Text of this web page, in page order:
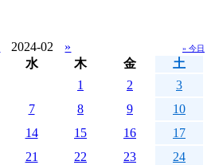
2024-02 » » 今日
水 木 金
土
1
2
3
7 8 9
10
14 15 16
17
21 22 23
24